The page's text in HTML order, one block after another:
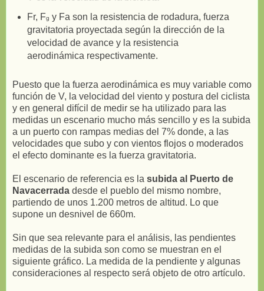
Fr, Fg y Fa son la resistencia de rodadura, fuerza
gravitatoria proyectada según la dirección de la
velocidad de avance y la resistencia
aerodinámica respectivamente.
Puesto que la fuerza aerodinámica es muy variable como
función de V, la velocidad del viento y postura del ciclista
y en general difícil de medir se ha utilizado para las
medidas un escenario mucho más sencillo y es la subida
a un puerto con rampas medias del 7% donde, a las
velocidades que subo y con vientos flojos o moderados
el efecto dominante es la fuerza gravitatoria.
El escenario de referencia es la subida al Puerto de
Navacerrada desde el pueblo del mismo nombre,
partiendo de unos 1.200 metros de altitud. Lo que
supone un desnivel de 660m.
Sin que sea relevante para el análisis, las pendientes
medidas de la subida son como se muestran en el
siguiente gráfico. La medida de la pendiente y algunas
consideraciones al respecto será objeto de otro artículo.